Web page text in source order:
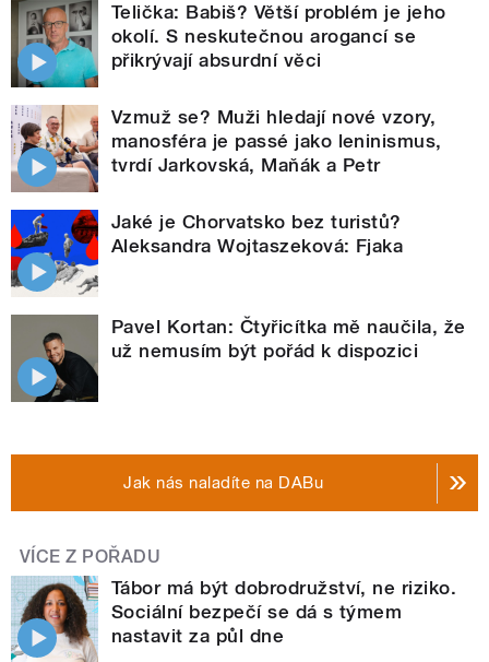
Telička: Babiš? Větší problém je jeho
okolí. S neskutečnou arogancí se
přikrývají absurdní věci
Vzmuž se? Muži hledají nové vzory,
manosféra je passé jako leninismus,
tvrdí Jarkovská, Maňák a Petr
Jaké je Chorvatsko bez turistů?
Aleksandra Wojtaszeková: Fjaka
Pavel Kortan: Čtyřicítka mě naučila, že
už nemusím být pořád k dispozici
Jak nás naladíte na DABu
VÍCE Z POŘADU
Tábor má být dobrodružství, ne riziko.
Sociální bezpečí se dá s týmem
nastavit za půl dne